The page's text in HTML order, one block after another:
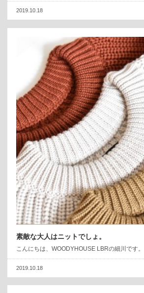
2019.10.18
素敵な大人はニットでしょ。
こんにちは、WOODYHOUSE LBRの細川です。
2019.10.18